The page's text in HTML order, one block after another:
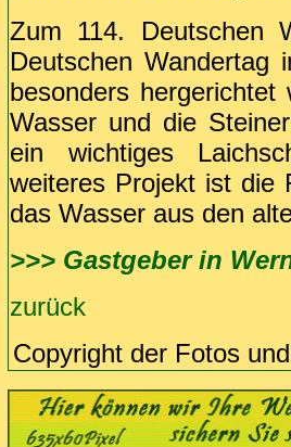
Zum 114. Deutschen
Deutschen
besonders
Wasser und die
ein wichtiges
weiteres Projekt ist die
das Wasser aus den
>>> Gastgeber in
zurück
Copyright der Fotos